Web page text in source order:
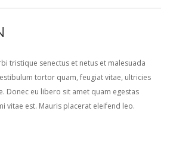
tristique senectus et netus et malesuada
tortor quam, feugiat vitae, ultricies
Donec eu libero sit amet quam egestas
vitae est. Mauris placerat eleifend leo.